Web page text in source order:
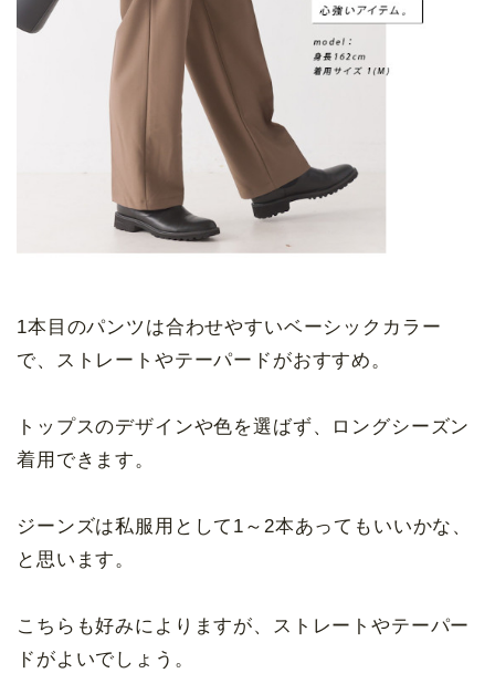
1本目のパンツは合わせやすいベーシックカラー
で、ストレートやテーパードがおすすめ。
トップスのデザインや色を選ばず、ロングシーズン
着用できます。
ジーンズは私服用として1～2本あってもいいかな、
と思います。
こちらも好みによりますが、ストレートやテーパー
ドがよいでしょう。